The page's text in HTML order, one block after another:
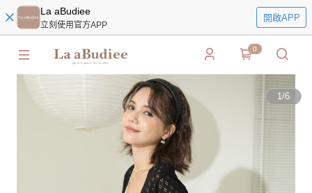
La aBudiee
立刻使用官方APP
開啟APP
0
1/6